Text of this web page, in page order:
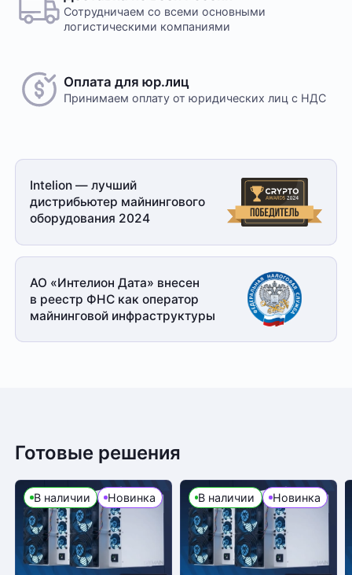
Сотрудничаем со всеми основными
логистическими компаниями
Оплата для юр.лиц
Принимаем оплату от юридических лиц с НДС
Intelion — лучший
дистрибьютер майнингового
оборудования 2024
АО «Интелион Дата» внесен
в реестр ФНС как оператор
майнинговой инфраструктуры
Готовые решения
В наличии Новинка В наличии Новинка